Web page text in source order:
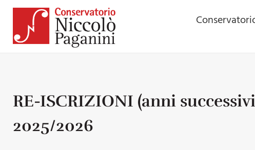
RE-ISCRIZIONI (anni
2025/2026